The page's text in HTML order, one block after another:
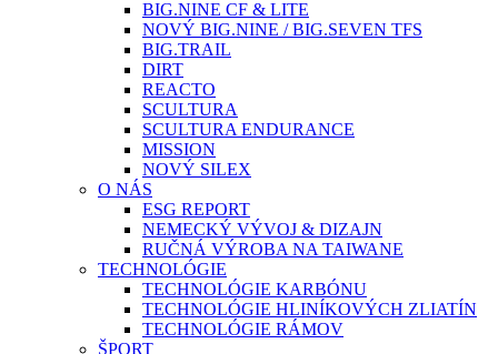
BIG.NINE CF & LITE
NOVÝ BIG.NINE / BIG.SEVEN TFS
BIG.TRAIL
DIRT
REACTO
SCULTURA
SCULTURA ENDURANCE
MISSION
NOVÝ SILEX
O NÁS
ESG REPORT
NEMECKÝ VÝVOJ & DIZAJN
RUČNÁ VÝROBA NA TAIWANE
TECHNOLÓGIE
TECHNOLÓGIE KARBÓNU
TECHNOLÓGIE HLINÍKOVÝCH ZLIATÍN
TECHNOLÓGIE RÁMOV
ŠPORT